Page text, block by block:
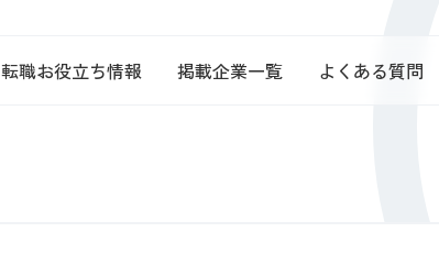
転職お役立ち情報 掲載企業一覧 よくある質問